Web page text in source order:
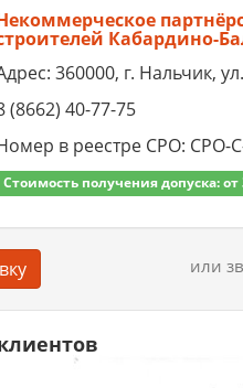
Кабардино-
360000, г. Нальчик,
(8662) 40-77-75
в реестре СРО: СРО-
Стоимость получения допуска: от
или